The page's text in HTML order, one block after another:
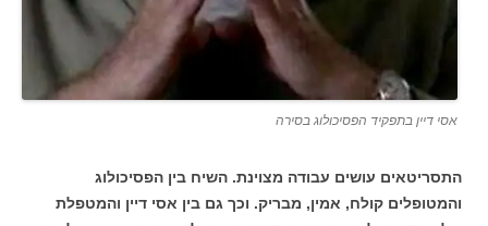
אסי דיין בתפקיד הפסיכולוג בסירה
התסריטאים עושים עבודה מצוינת. השיח בין הפסיכולוג
והמטופלים קולח, אמין, מבריק. וכך גם בין אסי דיין והמטפלת